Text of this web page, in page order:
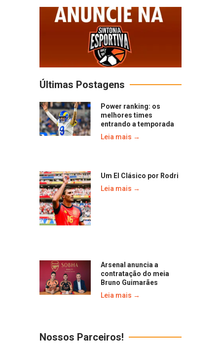
Últimas Postagens
Power ranking: os
melhores times
entrando a temporada
Leia mais →
Um El Clásico por Rodri
Leia mais →
Arsenal anuncia a
contratação do meia
Bruno Guimarães
Leia mais →
Nossos Parceiros!